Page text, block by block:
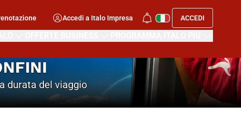
Accedi a Italo Impresa ACCEDI
durata del viaggio